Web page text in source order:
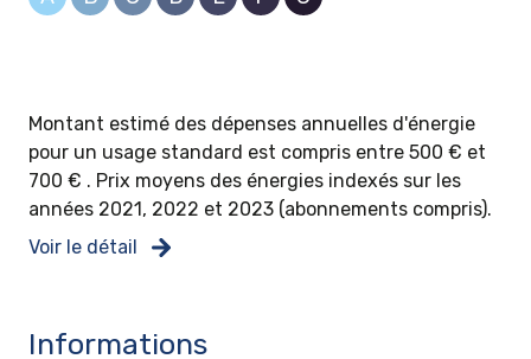
Douche à l'italienne, meuble double vasque, sèche
serviette, tout est parfaitement équipé.
Montant estimé des dépenses annuelles d'énergie
pour un usage standard est compris entre 500 € et
700 € . Prix moyens des énergies indexés sur les
années 2021, 2022 et 2023 (abonnements compris).
Voir le détail
Informations